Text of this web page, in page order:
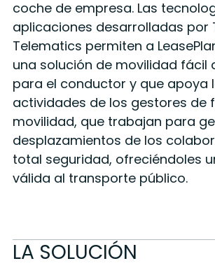
coche de empresa. Las
aplicaciones desarrolladas por
Telematics permiten a
una solución de movilidad fácil
para el conductor y que apoya
actividades de los gestores de
movilidad, que trabajan para
desplazamientos de los
total seguridad, ofreciéndoles
válida al transporte público.
LA SOLUCIÓN